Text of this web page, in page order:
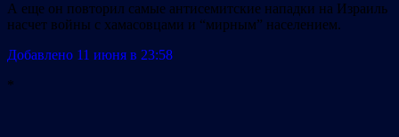
А еще он повторил самые антисемитские нападки на Израиль
насчет войны с хамасовцами и “мирным” населением.
Добавлено 11 июня в 23:58
*